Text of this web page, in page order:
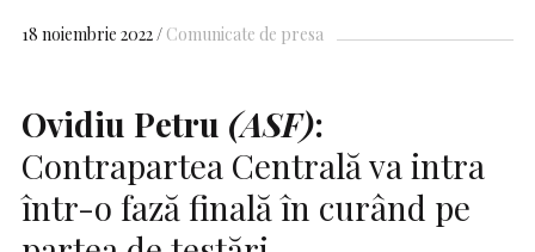
18 noiembrie 2022 Comunicate de presa
Ovidiu Petru (ASF):
Contrapartea Centrală va intra
într-o fază finală în curând pe